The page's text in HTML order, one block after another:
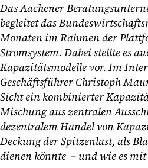
Das Aachener
begleitet das
Monaten im Rahmen der
Stromsystem. Dabei stellte es
Kapazitätsmodelle vor. Im
Geschäftsführer Christoph
Sicht ein kombinierter
Mischung aus zentralen
dezentralem Handel von
Deckung der Spitzenlast, als
dienen könnte – und wie es mit